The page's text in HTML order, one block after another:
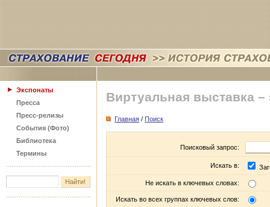
Экспонаты
Пресса
Пресс-релизы
События (Фото)
Библиотека
Термины
Виртуальная выставка –
Главная / Поиск
Поисковый запрос:
Искать в:
Не искать в ключевых словах:
Искать во всех группах ключевых слов: